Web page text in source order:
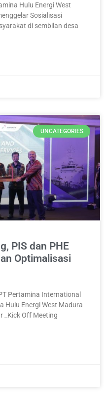
Hulu Energi West
Sosialisasi
di sembilan desa
UNCATEGORIES
PIS dan PHE
Optimalisasi
Pertamina International
Hulu Energi West Madura
_Kick Off Meeting